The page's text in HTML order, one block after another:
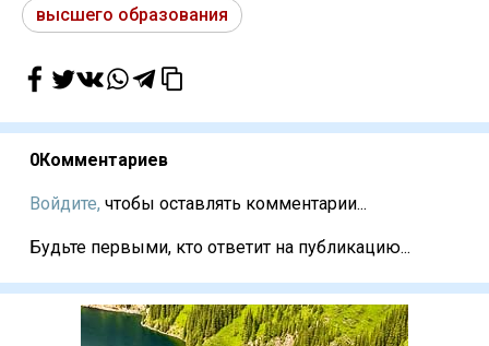
высшего образования
0Комментариев
Войдите, чтобы оставлять комментарии...
Будьте первыми, кто ответит на публикацию...